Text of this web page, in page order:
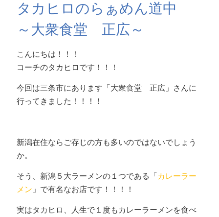
タカヒロのらぁめん道中
～大衆食堂 正広～
こんにちは！！！
コーチのタカヒロです！！！
今回は三条市にあります「 大衆食堂 正広」さんに
行ってきました！！！！
新潟在住ならご存じの方も多いのではないでしょう
か。
そう、新潟５大ラーメンの１つである「 カレーラー
メン 」で有名なお店です！！！！
実はタカヒロ、人生で１度もカレーラーメンを食べ